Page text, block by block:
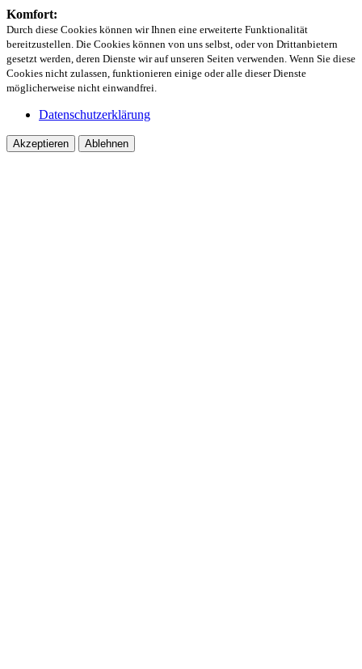
Komfort:
Durch diese Cookies können wir Ihnen eine erweiterte Funktionalität
bereitzustellen. Die Cookies können von uns selbst, oder von Drittanbietern
gesetzt werden, deren Dienste wir auf unseren Seiten verwenden. Wenn Sie diese
Cookies nicht zulassen, funktionieren einige oder alle dieser Dienste
möglicherweise nicht einwandfrei.
Datenschutzerklärung
Akzeptieren Ablehnen